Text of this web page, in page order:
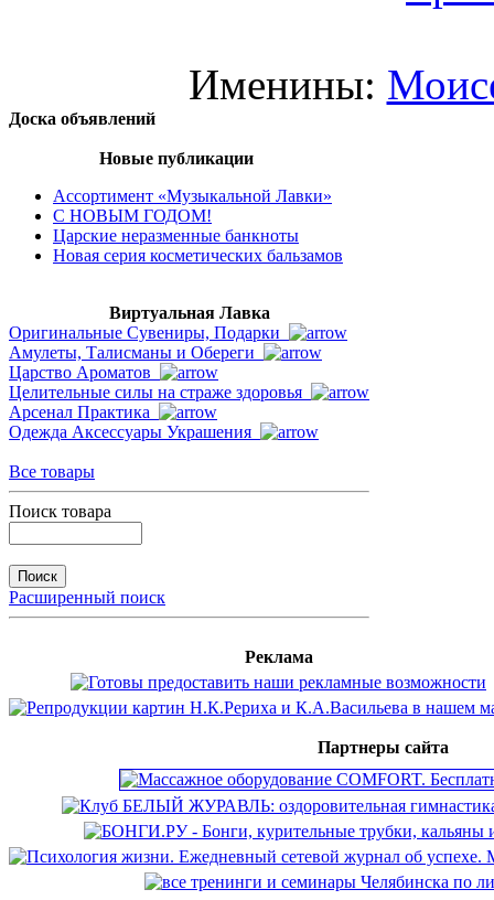
Именины:
Доска объявлений
Новые публикации
Ассортимент «Музыкальной Лавки»
С НОВЫМ ГОДОМ!
Царские неразменные банкноты
Новая серия косметических бальзамов
Виртуальная Лавка
Оригинальные Сувениры, Подарки
Амулеты, Талисманы и Обереги
Царство Ароматов
Целительные силы на страже здоровья
Арсенал Практика
Одежда Аксессуары Украшения
Все товары
Поиск товара
Расширенный поиск
Реклама
Партнеры сайта